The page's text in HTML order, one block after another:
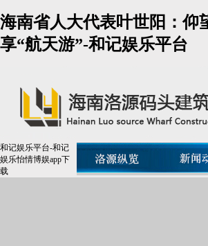
海南省人大代表叶世阳：仰
享“航天游”-和记娱乐平台
和记娱乐平台-和记
娱乐怡情博娱app下
载